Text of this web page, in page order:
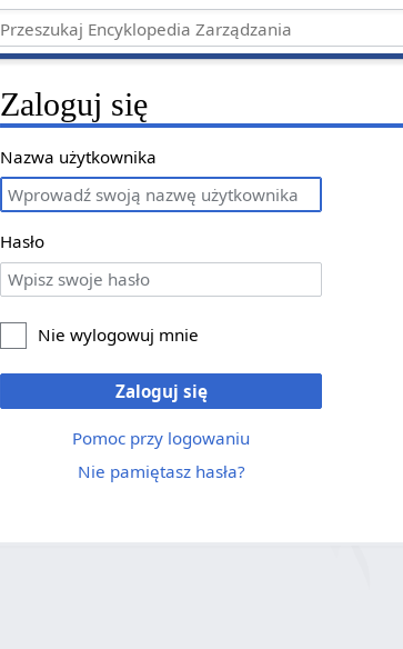
Zaloguj się
Nazwa użytkownika
Hasło
Nie wylogowuj mnie
Zaloguj się
Pomoc przy logowaniu
Nie pamiętasz hasła?